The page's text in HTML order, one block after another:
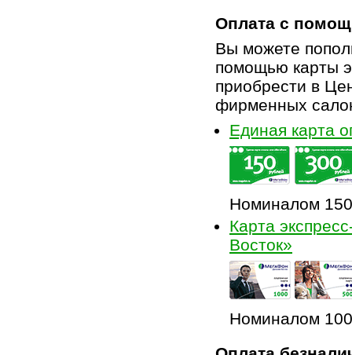
Оплата с
Вы можете
помощью карты
приобрести в
фирменных
Единая карта
Номиналом
Карта
Восток»
Номиналом